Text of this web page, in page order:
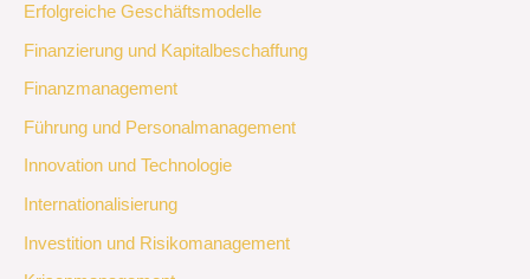
Erfolgreiche Geschäftsmodelle
Finanzierung und Kapitalbeschaffung
Finanzmanagement
Führung und Personalmanagement
Innovation und Technologie
Internationalisierung
Investition und Risikomanagement